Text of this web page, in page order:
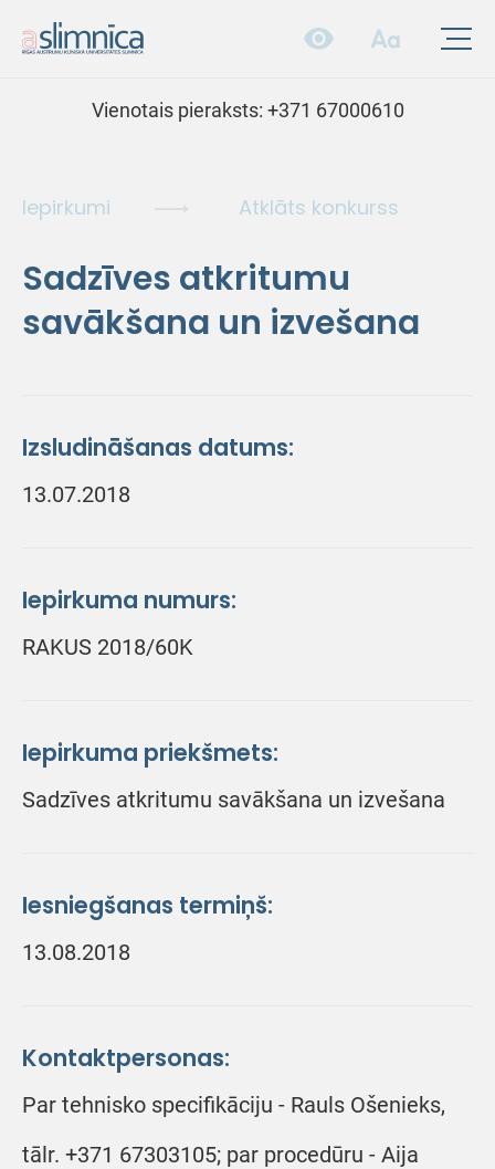
Vienotais pieraksts: +371 67000610
Iepirkumi Atklāts konkurss
Sadzīves atkritumu
savākšana un izvešana
Izsludināšanas datums:
13.07.2018
Iepirkuma numurs:
RAKUS 2018/60K
Iepirkuma priekšmets:
Sadzīves atkritumu savākšana un izvešana
Iesniegšanas termiņš:
13.08.2018
Kontaktpersonas:
Par tehnisko specifikāciju - Rauls Ošenieks,
tālr. +371 67303105; par procedūru - Aija